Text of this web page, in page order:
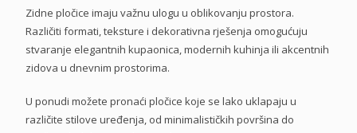
Zidne pločice imaju važnu ulogu u oblikovanju prostora.
Različiti formati, teksture i dekorativna rješenja omogućuju
stvaranje elegantnih kupaonica, modernih kuhinja ili akcentnih
zidova u dnevnim prostorima.
U ponudi možete pronaći pločice koje se lako uklapaju u
različite stilove uređenja, od minimalističkih površina do